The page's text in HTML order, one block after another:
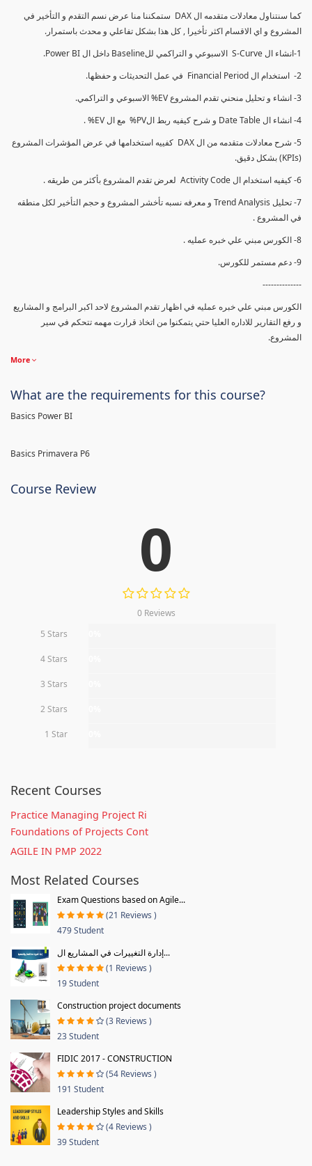
كما سنتناول معادلات متقدمه ال DAX ستمكننا منا عرض نسم التقدم و التأخير في
المشروع و اي الاقسام اكثر تأخيرا , كل هذا بشكل تفاعلي و محدث باستمرار.
1-انشاء ال S-Curve الاسبوعي و التراكمي للBaseline داخل ال Power BI.
2- استخدام ال Financial Period في عمل التحديثات و حفظها.
3- انشاء و تحليل منحني تقدم المشروع EV% الاسبوعي و التراكمي.
4- انشاء ال Date Table و شرح كيفيه ربط الPV% مع ال EV% .
5- شرح معادلات متقدمه من ال DAX كفييه استخدامها في عرض المؤشرات المشروع
(KPIs) بشكل دقيق.
6- كيفيه استخدام ال Activity Code لعرض تقدم المشروع بأكثر من طريقه .
7- تحليل Trend Analysis و معرفه نسبه تأخشر المشروع و حجم التأخير لكل منطقه
في المشروع .
8- الكورس مبني علي خبره عمليه .
9- دعم مستمر للكورس.
--------------
الكورس مبني علي خبره عمليه في اظهار تقدم المشروع لاحد اكبر البرامج و المشاريع
و رفع التقارير للاداره العليا حتي يتمكنوا من اتخاذ قرارت مهمه تتحكم في سير
المشروع.
More
What are the requirements for this course?
Basics Power BI
Basics Primavera P6
Course Review
0
0 Reviews
5 Stars
4 Stars
3 Stars
2 Stars
1 Star
Recent Courses
Practice Managing Project Ri
Foundations of Projects Cont
AGILE IN PMP 2022
Most Related Courses
Exam Questions based on Agile...
(21 Reviews )
479 Student
إدارة التغييرات في المشاريع ال...
(1 Reviews )
19 Student
Construction project documents
(3 Reviews )
23 Student
FIDIC 2017 - CONSTRUCTION
(54 Reviews )
191 Student
Leadership Styles and Skills
(4 Reviews )
39 Student